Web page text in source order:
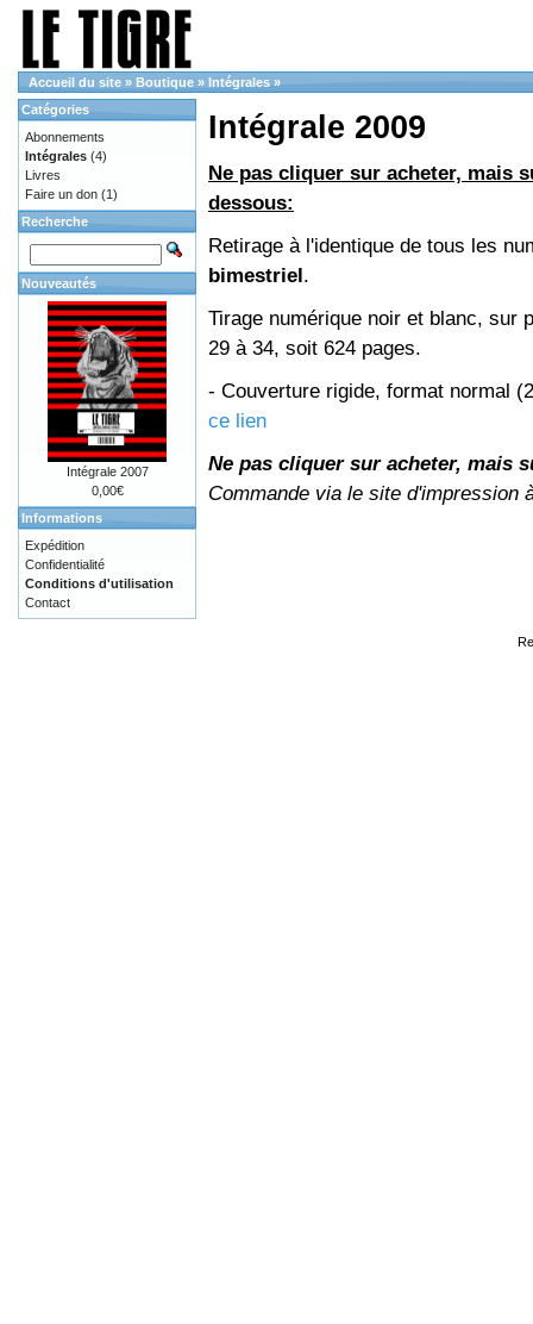
Accueil du site » Boutique » Intégrales »
Intégrale 2009
Ne pas cliquer sur acheter, mais
dessous:
Retirage à l'identique de tous les
bimestriel.
Tirage numérique noir et blanc, sur
29 à 34, soit 624 pages.
- Couverture rigide, format normal
ce lien
Ne pas cliquer sur acheter, mais
Commande via le site d'impression
Catégories
Abonnements
Intégrales (4)
Livres
Faire un don (1)
Recherche
Nouveautés
Intégrale 2007
0,00€
Informations
Expédition
Confidentialité
Conditions d'utilisation
Contact